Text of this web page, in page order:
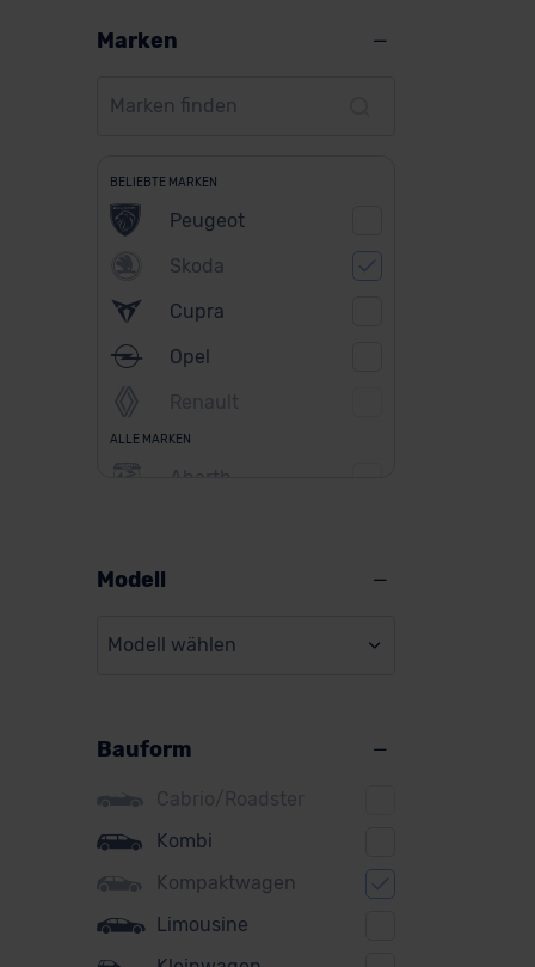
Marken
BELIEBTE MARKEN
Peugeot
Skoda
Cupra
Opel
Renault
ALLE MARKEN
Abarth
BMW
Citroen
Cupra
DS
Dacia
Fiat
Modell
Modell wählen
Bauform
Cabrio/Roadster
Kombi
Kompaktwagen
Limousine